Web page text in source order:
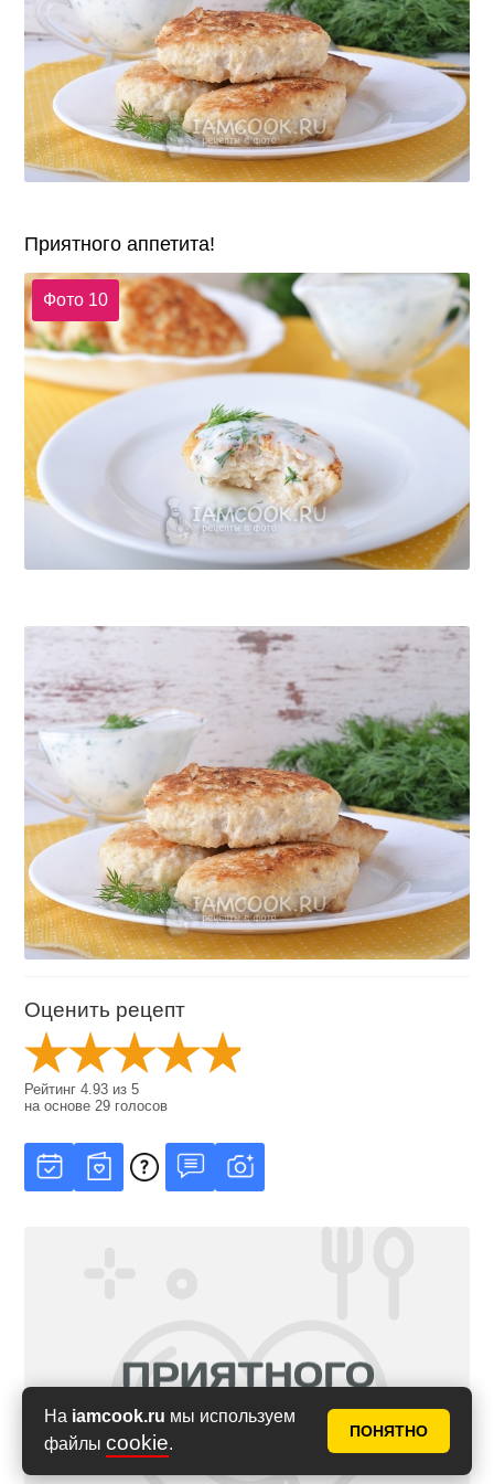
На iamcook.ru мы используем
файлы cookie.
ПОНЯТНО
Приятного аппетита!
Фото 10
Оценить рецепт
Рейтинг4.93 из5
на основе29 голосов